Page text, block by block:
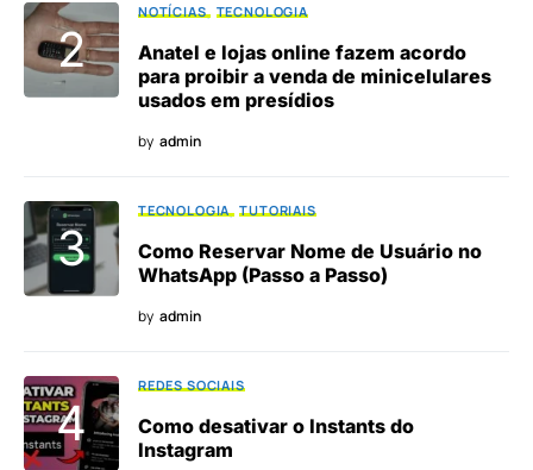
NOTÍCIAS TECNOLOGIA
Anatel e lojas online fazem acordo
para proibir a venda de minicelulares
usados em presídios
by admin
TECNOLOGIA TUTORIAIS
Como Reservar Nome de Usuário no
WhatsApp (Passo a Passo)
by admin
REDES SOCIAIS
Como desativar o Instants do
Instagram